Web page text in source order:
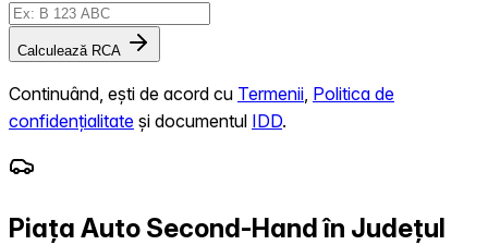
Calculează RCA
Continuând, ești de acord cu Termenii Politica de
confidențialitate și documentul IDD.
Piața Auto Second-Hand în Județul